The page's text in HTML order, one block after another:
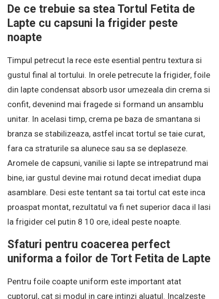
De ce trebuie sa stea Tortul Fetita de
Lapte cu capsuni la frigider peste
noapte
Timpul petrecut la rece este esential pentru textura si
gustul final al tortului. In orele petrecute la frigider, foile
din lapte condensat absorb usor umezeala din crema si
confit, devenind mai fragede si formand un ansamblu
unitar. In acelasi timp, crema pe baza de smantana si
branza se stabilizeaza, astfel incat tortul se taie curat,
fara ca straturile sa alunece sau sa se deplaseze.
Aromele de capsuni, vanilie si lapte se intrepatrund mai
bine, iar gustul devine mai rotund decat imediat dupa
asamblare. Desi este tentant sa tai tortul cat este inca
proaspat montat, rezultatul va fi net superior daca il lasi
la frigider cel putin 8 10 ore, ideal peste noapte.
Sfaturi pentru coacerea perfect
uniforma a foilor de Tort Fetita de Lapte
Pentru foile coapte uniform este important atat
cuptorul, cat si modul in care intinzi aluatul. Incalzeste